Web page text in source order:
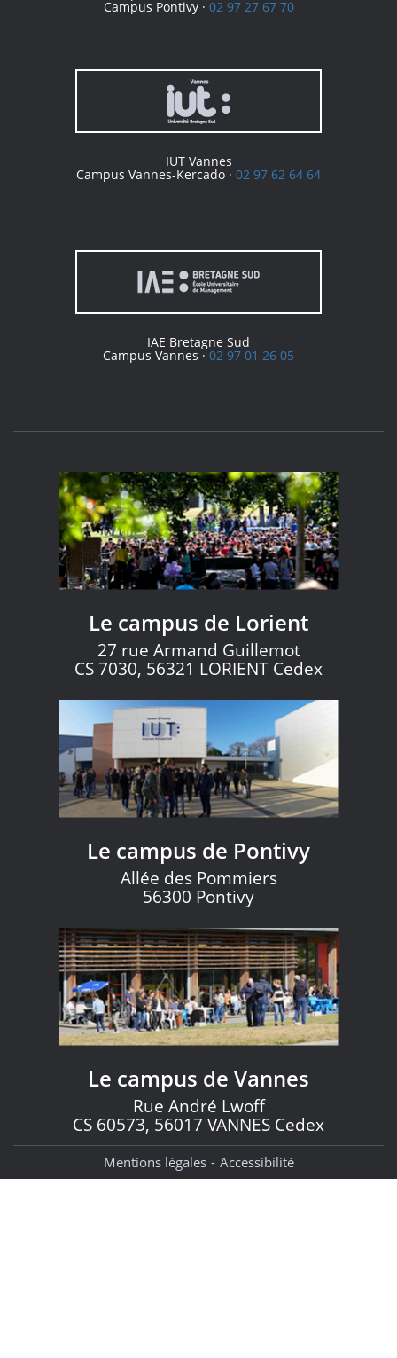
Campus Pontivy · 02 97 27 67 70
IUT Vannes
Campus Vannes-Kercado · 02 97 62 64 64
IAE Bretagne Sud
Campus Vannes ·02 97 01 26 05
Le campus de Lorient
27 rue Armand Guillemot
CS 7030, 56321 LORIENT Cedex
Le campus de Pontivy
Allée des Pommiers
56300 Pontivy
Le campus de Vannes
Rue André Lwoff
CS 60573, 56017 VANNES Cedex
Mentions légales Accessibilité